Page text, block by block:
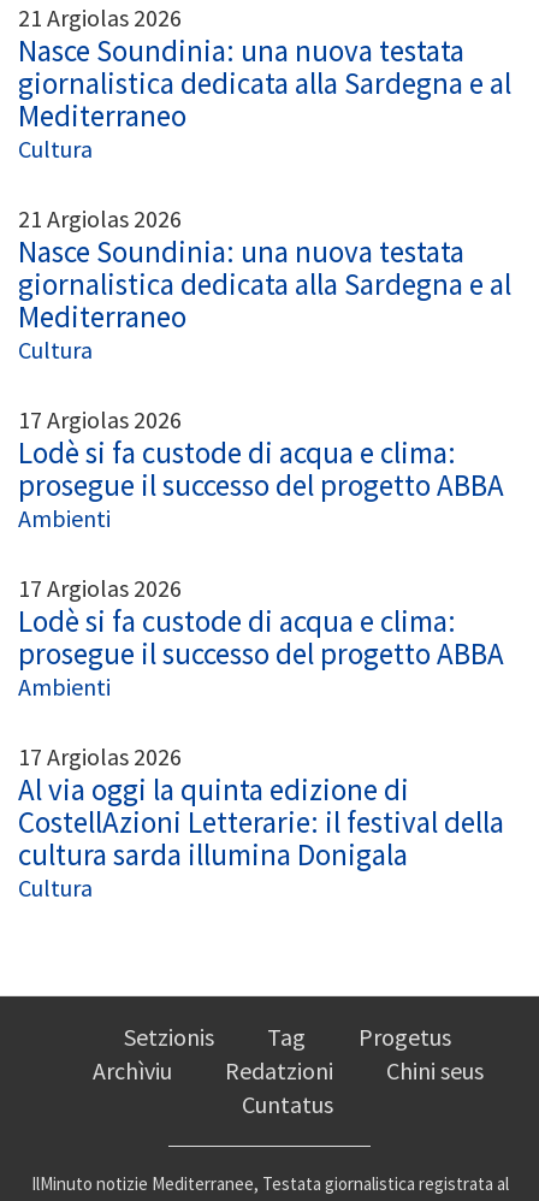
21 Argiolas 2026
Nasce Soundinia: una nuova testata
giornalistica dedicata alla Sardegna e al
Mediterraneo
Cultura
21 Argiolas 2026
Nasce Soundinia: una nuova testata
giornalistica dedicata alla Sardegna e al
Mediterraneo
Cultura
17 Argiolas 2026
Lodè si fa custode di acqua e clima:
prosegue il successo del progetto ABBA
Ambienti
17 Argiolas 2026
Lodè si fa custode di acqua e clima:
prosegue il successo del progetto ABBA
Ambienti
17 Argiolas 2026
Al via oggi la quinta edizione di
CostellAzioni Letterarie: il festival della
cultura sarda illumina Donigala
Cultura
Setzionis Tag
Progetus
Archìviu
Redatzioni
Chini seus
Cuntatus
IlMinuto notizie Mediterranee, Testata giornalistica registrata al